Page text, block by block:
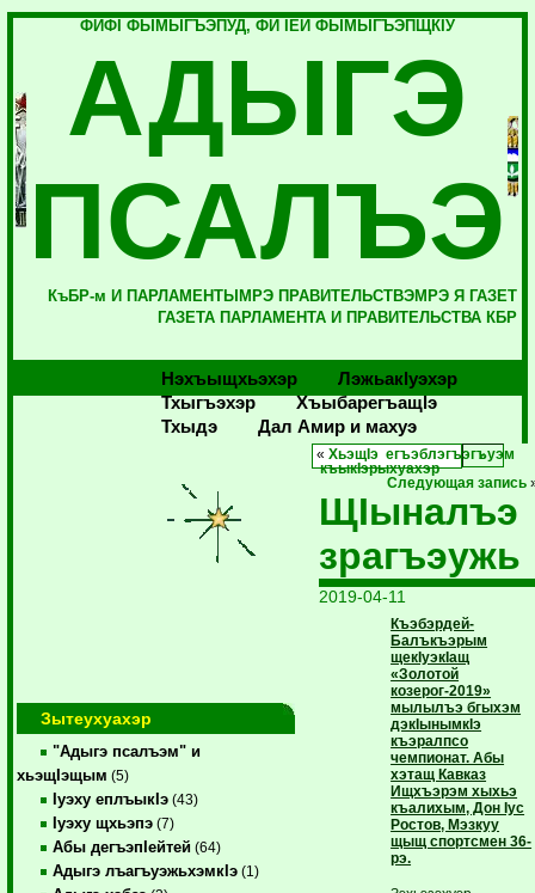
ФИФI ФЫМЫГЪЭПУД, ФИ IЕЙ ФЫМЫГЪЭПЩКIУ
АДЫГЭ
ПСАЛЪЭ
КъБР-м И ПАРЛАМЕНТЫМРЭ ПРАВИТЕЛЬСТВЭМРЭ Я ГАЗЕТ
ГАЗЕТА ПАРЛАМЕНТА И ПРАВИТЕЛЬСТВА КБР
Нэхъыщхьэхэр
Лэжьакlуэхэр
Тхыгъэхэр
Хъыбарегъащlэ
Тхыдэ
Дал Амир и махуэ
Зытеухуахэр
"Адыгэ псалъэм" и
хьэщIэщым (5)
Iуэху еплъыкIэ (43)
Iуэху щхьэпэ (7)
Абы дегъэпIейтей (64)
Адыгэ лъагъуэжьхэмкIэ (1)
«ХьэщIэ егъэблэгъэгъуэм
къыкIэрыхуахэр
Следующая запись
ЩIыналъэ
зрагъэужь
2019-04-11
Къэбэрдей-
Балъкъэрым
щекIуэкIащ
«Золотой
козерог-2019»
мылылъэ бгыхэм
дэкIынымкIэ
къэралпсо
чемпионат. Абы
хэтащ Кавказ
Ищхъэрэм хыхьэ
къалихым, Дон Iус
Ростов, Мэзкуу
щыщ спортсмен 36-
рэ.